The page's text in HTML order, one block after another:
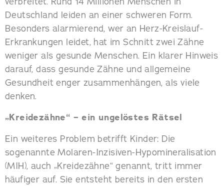
Deutschland leiden an einer schweren Form.
Besonders alarmierend, wer an Herz-Kreislauf-
Erkrankungen leidet, hat im Schnitt zwei Zähne
weniger als gesunde Menschen. Ein klarer Hinweis
darauf, dass gesunde Zähne und allgemeine
Gesundheit enger zusammenhängen, als viele
denken.
„Kreidezähne“ – ein ungelöstes Rätsel
Ein weiteres Problem betrifft Kinder: Die
sogenannte Molaren-Inzisiven-Hypomineralisation
(MIH), auch „Kreidezähne“ genannt, tritt immer
häufiger auf. Sie entsteht bereits in den ersten